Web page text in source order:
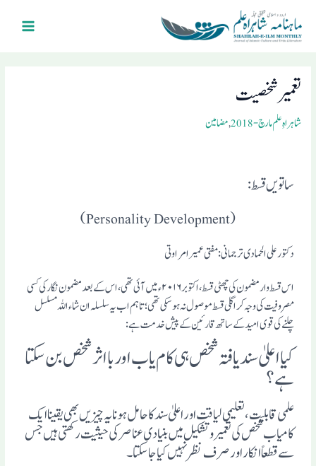
content
تعمیر شخصیت
شاہراہِ علم مارچ- 2018 ,مضامین
ساتویں قسط:
(Personality Development)
دکتور علی الحمادی ترجمانی : مفتی عمیر امراوتی
اس قسط وار مضمون کی چھٹی قسط،اکتوبر۲۰۱۶ء میں آئی تھی،اس کے بعد مضمون نگار کی کسی
مصروفیت کی وجہ کر اگلی قسط موصول نہ ہو سکی تھی ؛تاہم اب یہ سلسلہ ان شاء اللہ مسلسل
چلنے کی قوی امید کے ساتھ قارئین کے پیش خدمت ہے :
کیا اعلیٰ سند یافتہ شخص ہی کام یاب اوربا اثر شخص بن سکتا
ہے ؟
علمی قابلیت ، تعلیمی لیاقت اور اعلیٰ سند کا حامل ہونا یہ چیزیں بھی یقینا ایک
کامیاب شخص کی تعمیر وتشکیل میں بنیادی عناصر کی حیثیت رکھتی ہیں جس
سے قطعاً انکار اور صرف نظر نہیں کیا جاسکتا ۔
navigation